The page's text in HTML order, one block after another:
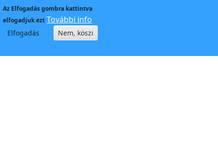
Az Elfogadásgombra kattintva
elfogadjuk ezt További info
Elfogadás Nem, köszi